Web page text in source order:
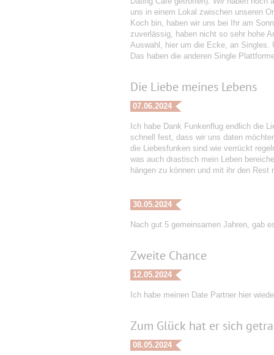
uns in einem Lokal zwischen unseren
Koch bin, haben wir uns bei Ihr am
zuverlässig, haben nicht so sehr hohe
Auswahl, hier um die Ecke, an Singles.
Das haben die anderen Single
Die Liebe meines Lebens
07.06.2024
Ich habe Dank Funkenflug endlich die
schnell fest, dass wir uns daten
die Liebesfunken sind wie verrückt
was auch drastisch mein Leben
hängen zu können und mit ihr den
30.05.2024
Nach gut 5 gemeinsamen Jahren, gab
Zweite Chance
12.05.2024
Ich habe meinen Date Partner hier
Zum Glück hat er sich
08.05.2024